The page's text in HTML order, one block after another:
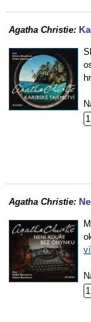
Agatha Christie:
Agatha Christie: